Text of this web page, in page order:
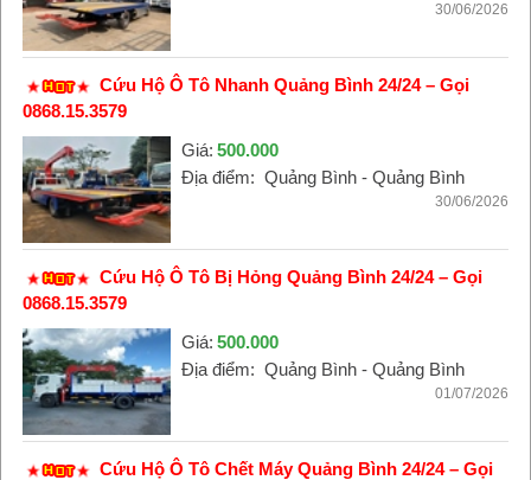
30/06/2026
Cứu Hộ Ô Tô Nhanh Quảng Bình 24/24 – Gọi
0868.15.3579
Giá: 500.000
Địa điểm: Quảng Bình - Quảng Bình
30/06/2026
Cứu Hộ Ô Tô Bị Hỏng Quảng Bình 24/24 – Gọi
0868.15.3579
Giá: 500.000
Địa điểm: Quảng Bình - Quảng Bình
01/07/2026
Cứu Hộ Ô Tô Chết Máy Quảng Bình 24/24 – Gọi